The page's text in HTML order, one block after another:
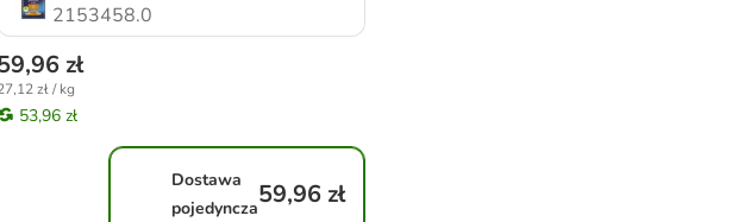
2153458.0
zł
zł / kg
53,96 zł
Dostawa
pojedyncza59,96 zł